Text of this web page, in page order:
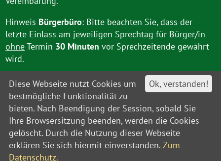
Hinweis Bürgerbüro: Bitte beachten Sie, dass der
letzte Einlass am jeweiligen Sprechtag für Bürger/in
ohneTermin 30 Minuten vor Sprechzeitende gewährt
wird.
Kontakt Impressum Datenschutz Barrierefreiheit Leitweg-IDs
Sitemap
Ok, verstanden!
Diese Webseite nutzt Cookies um
bestmögliche Funktionalität zu
bieten. Nach Beendigung der Session, sobald Sie
Ihre Browsersitzung beenden, werden die Cookies
gelöscht. Durch die Nutzung dieser Webseite
erklären Sie sich hiermit einverstanden. Zum
Datenschutz.